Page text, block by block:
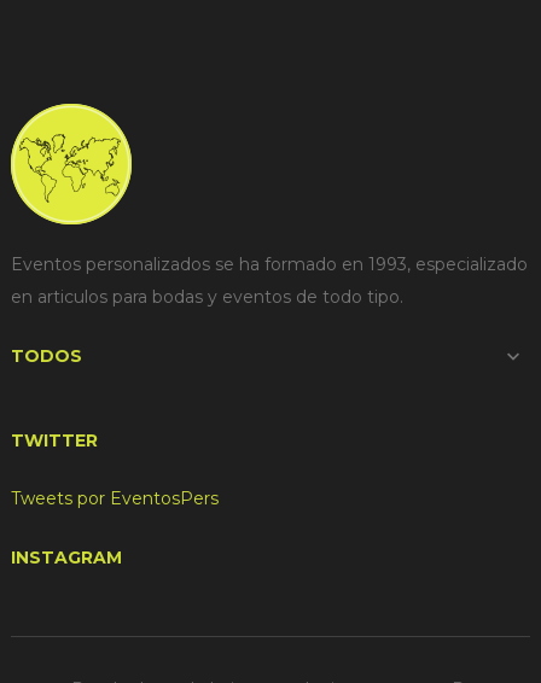
Eventos personalizados se ha formado en 1993, especializado
en articulos para bodas y eventos de todo tipo.
TODOS 
TWITTER
Tweets por EventosPers
INSTAGRAM